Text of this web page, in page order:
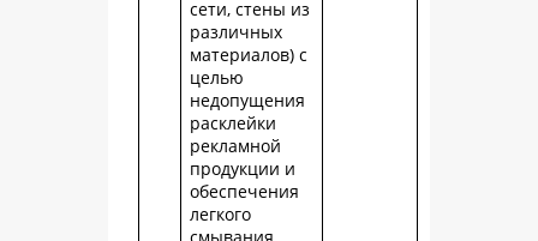
сети, стены из
различных
материалов) с
целью
недопущения
расклейки
рекламной
продукции и
обеспечения
легкого